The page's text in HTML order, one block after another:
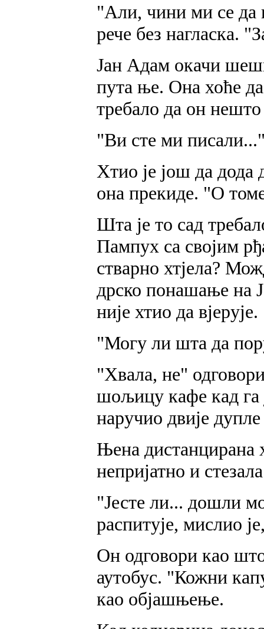
"Али, чини ми се да
рече без нагласка.
Јан Адам окачи
пута ње. Она хоће
требало да он
"Ви сте ми
Хтио је још да дода
она прекиде. "О
Шта је то сад
Пампух са својим
стварно хтјела?
дрско понашање на
није хтио да вјерује.
"Могу ли шта да
"Хвала, не"
шољицу кафе кад га
наручио двије
Њена дистанцирана
непријатно и
"Јесте ли... дошли
распитује, мислио
Он одговори као
аутобус. "Кожни
као објашњење.